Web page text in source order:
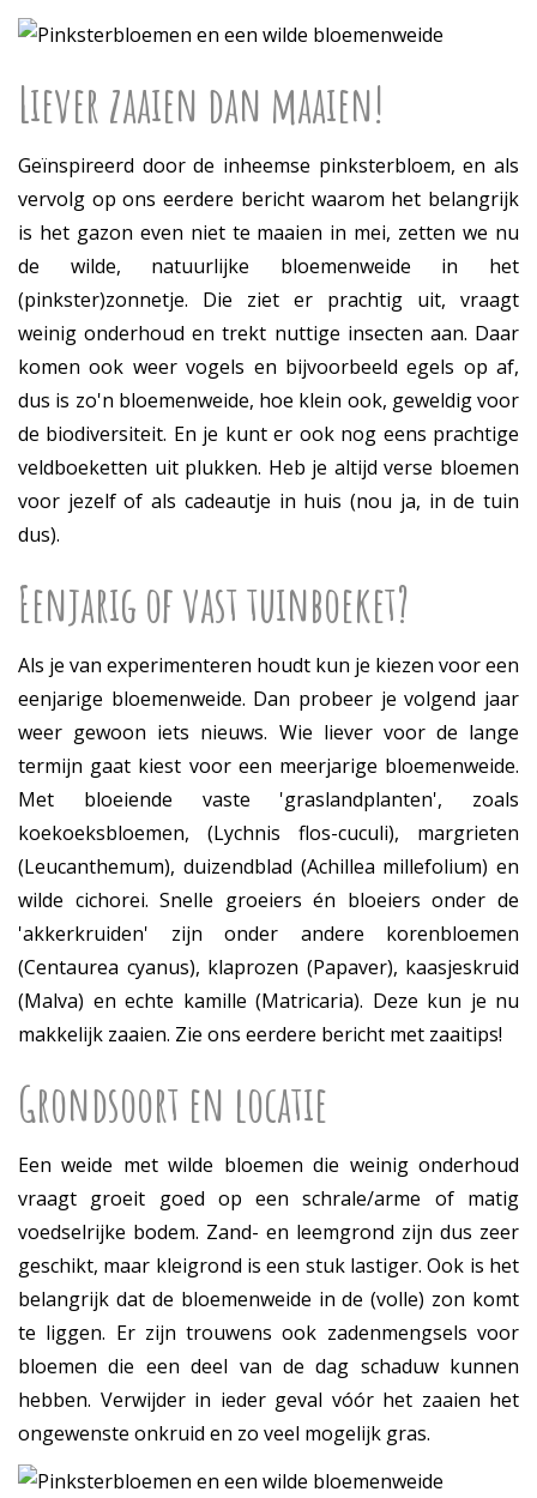
Liever zaaien dan maaien!
Geïnspireerd door de inheemse pinksterbloem, en als
vervolg op ons eerdere bericht waarom het belangrijk
is het gazon even niet te maaien in mei, zetten we nu
de wilde, natuurlijke bloemenweide in het
(pinkster)zonnetje. Die ziet er prachtig uit, vraagt
weinig onderhoud en trekt nuttige insecten aan. Daar
komen ook weer vogels en bijvoorbeeld egels op af,
dus is zo'n bloemenweide, hoe klein ook, geweldig voor
de biodiversiteit. En je kunt er ook nog eens prachtige
veldboeketten uit plukken. Heb je altijd verse bloemen
voor jezelf of als cadeautje in huis (nou ja, in de tuin
dus).
Eenjarig of vast tuinboeket?
Als je van experimenteren houdt kun je kiezen voor een
eenjarige bloemenweide. Dan probeer je volgend jaar
weer gewoon iets nieuws. Wie liever voor de lange
termijn gaat kiest voor een meerjarige bloemenweide.
Met bloeiende vaste 'graslandplanten', zoals
koekoeksbloemen, (Lychnis flos-cuculi), margrieten
(Leucanthemum), duizendblad (Achillea millefolium) en
wilde cichorei. Snelle groeiers én bloeiers onder de
'akkerkruiden' zijn onder andere korenbloemen
(Centaurea cyanus), klaprozen (Papaver), kaasjeskruid
(Malva) en echte kamille (Matricaria). Deze kun je nu
makkelijk zaaien. Zie ons eerdere bericht met zaaitips!
Grondsoort en locatie
Een weide met wilde bloemen die weinig onderhoud
vraagt groeit goed op een schrale/arme of matig
voedselrijke bodem. Zand- en leemgrond zijn dus zeer
geschikt, maar kleigrond is een stuk lastiger. Ook is het
belangrijk dat de bloemenweide in de (volle) zon komt
te liggen. Er zijn trouwens ook zadenmengsels voor
bloemen die een deel van de dag schaduw kunnen
hebben. Verwijder in ieder geval vóór het zaaien het
ongewenste onkruid en zo veel mogelijk gras.